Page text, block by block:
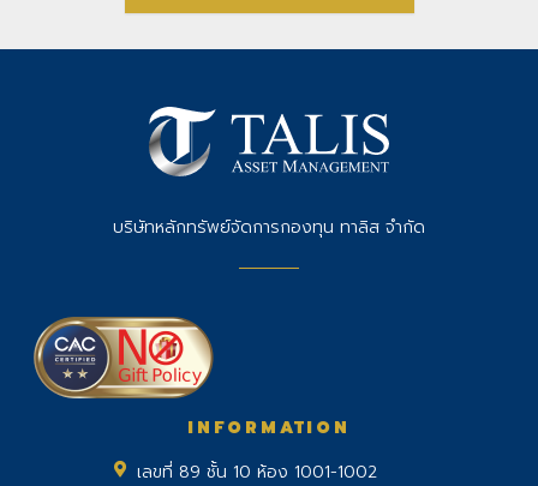
บริษัทหลักทรัพย์จัดการกองทุน ทาลิส จำกัด
INFORMATION
เลขที่ 89 ชั้น 10 ห้อง 1001-1002